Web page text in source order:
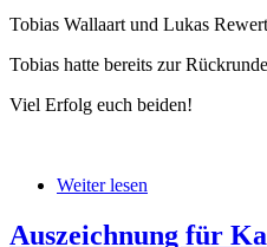
Tobias Wallaart und Lukas
Tobias hatte bereits zur
Viel Erfolg euch beiden!
Weiter lesen
Auszeichnung für